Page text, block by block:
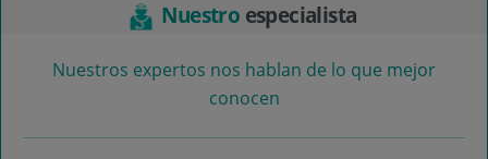
Nuestro especialista
Nuestros expertos nos hablan de lo que mejor
conocen